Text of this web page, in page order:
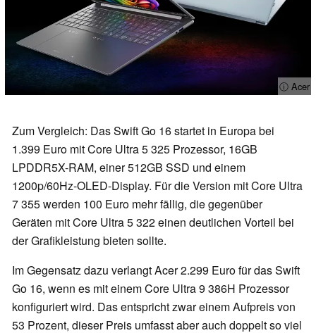
ⓘ Acer
Zum Vergleich: Das Swift Go 16 startet in Europa bei
1.399 Euro mit Core Ultra 5 325 Prozessor, 16GB
LPDDR5X-RAM, einer 512GB SSD und einem
1200p/60Hz-OLED-Display. Für die Version mit Core Ultra
7 355 werden 100 Euro mehr fällig, die gegenüber
Geräten mit Core Ultra 5 322 einen deutlichen Vorteil bei
der Grafikleistung bieten sollte.
Im Gegensatz dazu verlangt Acer 2.299 Euro für das Swift
Go 16, wenn es mit einem Core Ultra 9 386H Prozessor
konfiguriert wird. Das entspricht zwar einem Aufpreis von
53 Prozent, dieser Preis umfasst aber auch doppelt so viel